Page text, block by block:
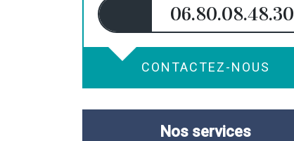
06.80.08.48.30
CONTACTEZ-NOUS
Nos services